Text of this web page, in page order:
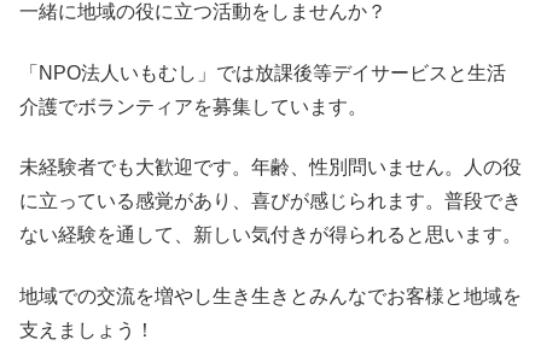
一緒に地域の役に立つ活動をしませんか？
「NPO法人いもむし」では放課後等デイサービスと生活
介護でボランティアを募集しています。
未経験者でも大歓迎です。年齢、性別問いません。人の役
に立っている感覚があり、喜びが感じられます。普段でき
ない経験を通して、新しい気付きが得られると思います。
地域での交流を増やし生き生きとみんなでお客様と地域を
支えましょう！